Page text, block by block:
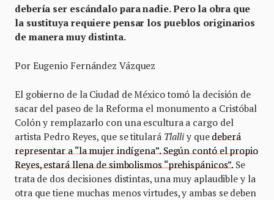
debería ser escándalo para nadie. Pero la obra que
la sustituya requiere pensar los pueblos originarios
de manera muy distinta.
Por Eugenio Fernández Vázquez
El gobierno de la Ciudad de México tomó la decisión de
sacar del paseo de la Reforma el monumento a Cristóbal
Colón y remplazarlo con una escultura a cargo del
artista Pedro Reyes, que se titulará Tlalli y quedeberá
representar a “la mujer indígena”. Según contó el propio
Reyes, estará llena de simbolismos “prehispánicos”. Se
trata de dos decisiones distintas, una muy aplaudible y la
otra que tiene muchas menos virtudes, y ambas se deben